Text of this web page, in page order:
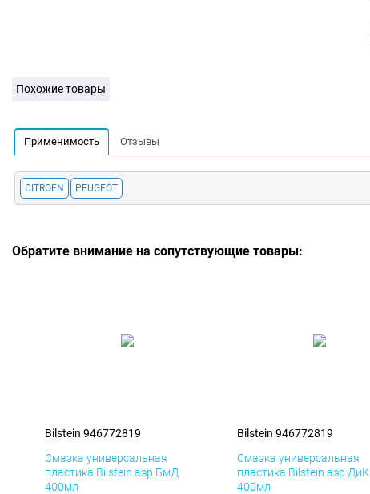
Похожие товары
Применимость Отзывы
CITROEN PEUGEOT
Обратите внимание на сопутствующие товары:
Bilstein 946772819
Смазка универсальная
пластика Bilstein аэр БмД
400мл
Bilstein 946772819
Смазка универсальная
пластика Bilstein аэр ДиК
400мл